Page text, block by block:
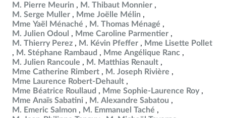
M. Pierre Meurin
M. Thibaut Monnier
M. Serge Muller
Mme Joëlle Mélin
Mme Yaël Ménaché
M. Thomas Ménagé
M. Julien Odoul
Mme Caroline Parmentier
M. Thierry Perez
M. Kévin Pfeffer
Mme Lisette Pollet
M. Stéphane Rambaud
Mme Angélique Ranc
M. Julien Rancoule
M. Matthias Renault
Mme Catherine Rimbert
M. Joseph Rivière
Mme Laurence Robert-Dehault
Mme Béatrice Roullaud
Mme Sophie-Laurence Roy
Mme Anaïs Sabatini
M. Alexandre Sabatou
M. Emeric Salmon
M. Emmanuel Taché